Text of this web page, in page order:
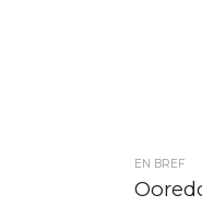
EN BREF